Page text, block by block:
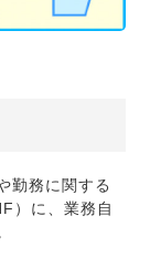
勤務に関する
）に、業務自